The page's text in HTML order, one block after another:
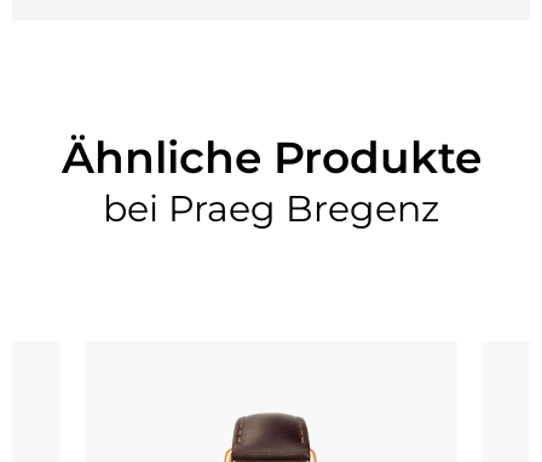
Ähnliche Produkte
bei Praeg Bregenz